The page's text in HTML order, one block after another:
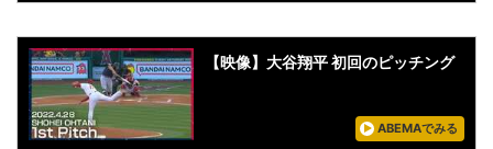
【映像】大谷翔平 初回のピッチング
ABEMAでみる